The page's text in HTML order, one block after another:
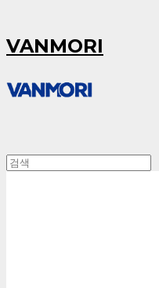
VANMORI